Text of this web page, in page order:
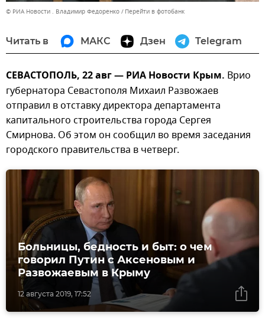
© РИА Новости . Владимир Федоренко Перейти в фотобанк
Читать в МАКС Дзен Telegram
СЕВАСТОПОЛЬ, 22 авг — РИА Новости Крым. Врио
губернатора Севастополя Михаил Развожаев
отправил в отставку директора департамента
капитального строительства города Сергея
Смирнова. Об этом он сообщил во время заседания
городского правительства в четверг.
12 августа 2019, 17:52
Больницы, бедность и быт: о чем
говорил Путин с Аксеновым и
Развожаевым в Крыму